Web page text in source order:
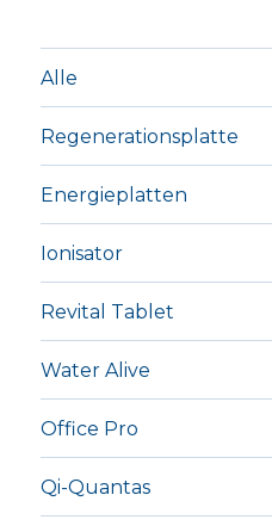
Alle
Regenerationsplatte
Energieplatten
Ionisator
Revital Tablet
Water Alive
Office Pro
Qi-Quantas